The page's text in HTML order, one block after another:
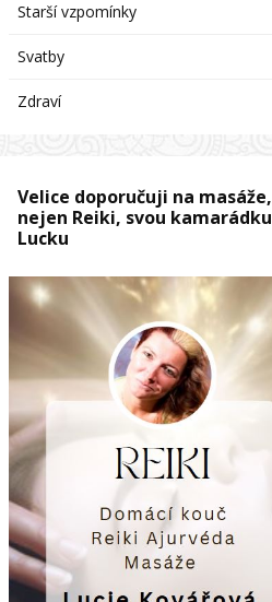
Starší vzpomínky
Svatby
Zdraví
Velice doporučuji na masáže,
nejen Reiki, svou kamarádku
Lucku